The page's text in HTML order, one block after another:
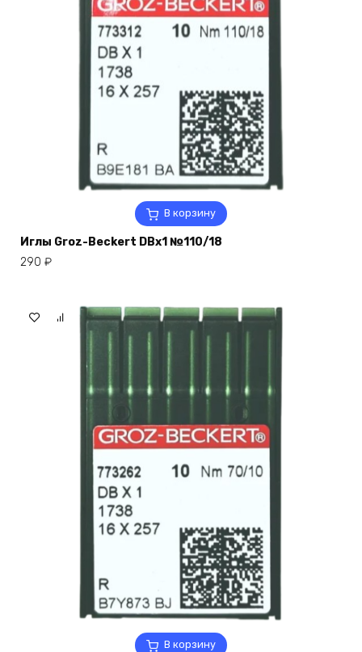
В корзину
Иглы Groz-Beckert DBx1 №110/18
290 ₽
В корзину